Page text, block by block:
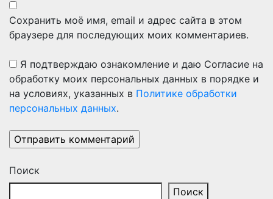
Сохранить моё имя, email и адрес сайта в этом
браузере для последующих моих комментариев.
Я подтверждаю ознакомление и даю Согласие на
обработку моих персональных данных в порядке и
на условиях, указанных в Политике обработки
персональных данных.
Поиск
Поиск